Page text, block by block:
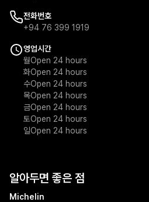
전화번호
+94 76 399 1919
영업시간
월
화
수
목
금
토
일
Open 24 hours
Open 24 hours
Open 24 hours
Open 24 hours
Open 24 hours
Open 24 hours
Open 24 hours
알아두면 좋은 점
Michelin